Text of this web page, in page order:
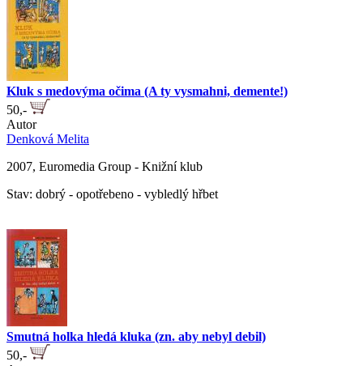
Kluk s medovýma očima (A ty vysmahni, demente!)
50,-
Autor
Denková Melita
2007, Euromedia Group - Knižní klub
Stav: dobrý - opotřebeno - vybledlý hřbet
Smutná holka hledá kluka (zn. aby nebyl debil)
50,-